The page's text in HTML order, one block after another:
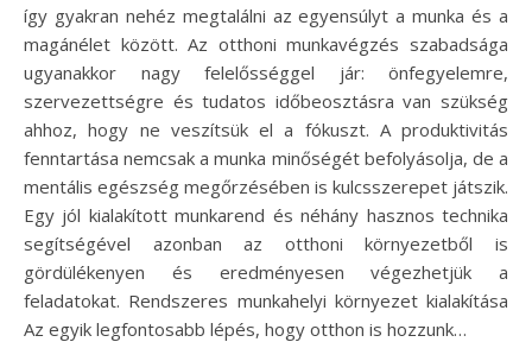
így gyakran nehéz megtalálni az egyensúlyt a munka és a
magánélet között. Az otthoni munkavégzés szabadsága
ugyanakkor nagy felelősséggel jár: önfegyelemre,
szervezettségre és tudatos időbeosztásra van szükség
ahhoz, hogy ne veszítsük el a fókuszt. A produktivitás
fenntartása nemcsak a munka minőségét befolyásolja, de a
mentális egészség megőrzésében is kulcsszerepet játszik.
Egy jól kialakított munkarend és néhány hasznos technika
segítségével azonban az otthoni környezetből is
gördülékenyen és eredményesen végezhetjük a
feladatokat. Rendszeres munkahelyi környezet kialakítása
Az egyik legfontosabb lépés, hogy otthon is hozzunk…